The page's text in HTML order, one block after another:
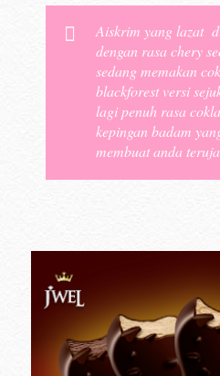
Aiskrim yang lazat
dengan rasa chery
sedang memakan
blackforest versi
lagi penuh rasa
kepingan badam
membuat anda